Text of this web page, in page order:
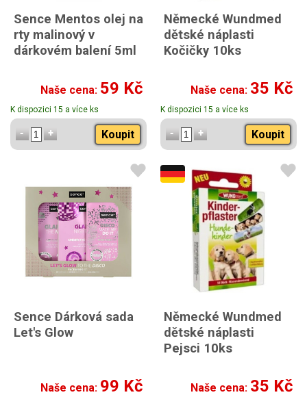
Sence Mentos olej na
rty malinový v
dárkovém balení 5ml
Naše cena: 59 Kč
K dispozici 15 a více ks
Koupit
Německé Wundmed
dětské náplasti
Kočičky 10ks
Naše cena: 35 Kč
K dispozici 15 a více ks
Koupit
Sence Dárková sada
Let's Glow
Naše cena: 99 Kč
Německé Wundmed
dětské náplasti
Pejsci 10ks
Naše cena: 35 Kč